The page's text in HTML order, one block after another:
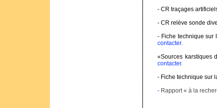
- CR traçages
- CR relève sonde
- Fiche technique sur
contacter.
«Sources karstiques
contacter.
- Fiche technique sur
- Rapport « à la